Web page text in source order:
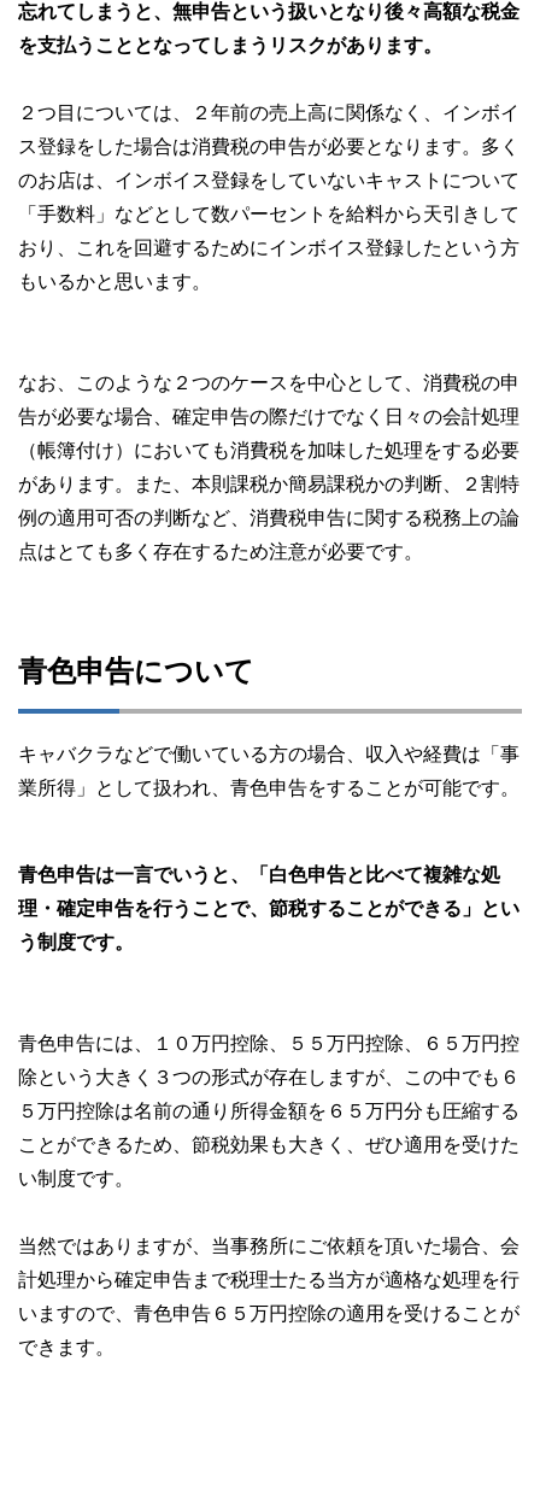
忘れてしまうと、無申告という扱いとなり後々高額な税金
を支払うこととなってしまうリスクがあります。
２つ目については、２年前の売上高に関係なく、インボイ
ス登録をした場合は消費税の申告が必要となります。多く
のお店は、インボイス登録をしていないキャストについて
「手数料」などとして数パーセントを給料から天引きして
おり、これを回避するためにインボイス登録したという方
もいるかと思います。
なお、このような２つのケースを中心として、消費税の申
告が必要な場合、確定申告の際だけでなく日々の会計処理
（帳簿付け）においても消費税を加味した処理をする必要
があります。また、本則課税か簡易課税かの判断、２割特
例の適用可否の判断など、消費税申告に関する税務上の論
点はとても多く存在するため注意が必要です。
青色申告について
キャバクラなどで働いている方の場合、収入や経費は「事
業所得」として扱われ、青色申告をすることが可能です。
青色申告は一言でいうと、「白色申告と比べて複雑な処
理・確定申告を行うことで、節税することができる」とい
う制度です。
青色申告には、１０万円控除、５５万円控除、６５万円控
除という大きく３つの形式が存在しますが、この中でも６
５万円控除は名前の通り所得金額を６５万円分も圧縮する
ことができるため、節税効果も大きく、ぜひ適用を受けた
い制度です。
当然ではありますが、当事務所にご依頼を頂いた場合、会
計処理から確定申告まで税理士たる当方が適格な処理を行
いますので、青色申告６５万円控除の適用を受けることが
できます。